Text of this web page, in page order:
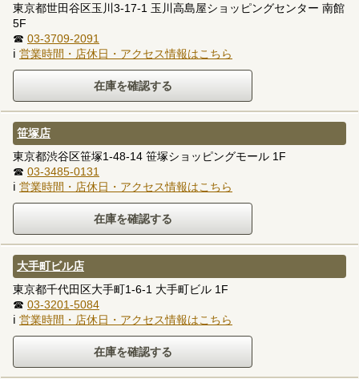
東京都世田谷区玉川3-17-1 玉川高島屋ショッピングセンター 南館
5F
☎ 03-3709-2091
ℹ 営業時間・店休日・アクセス情報はこちら
笹塚店
東京都渋谷区笹塚1-48-14 笹塚ショッピングモール 1F
☎ 03-3485-0131
ℹ 営業時間・店休日・アクセス情報はこちら
大手町ビル店
東京都千代田区大手町1-6-1 大手町ビル 1F
☎ 03-3201-5084
ℹ 営業時間・店休日・アクセス情報はこちら